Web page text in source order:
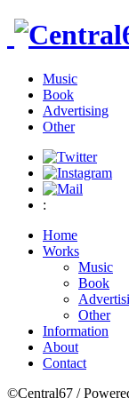
Music
Book
Advertising
Other
:
Home
Works
Music
Book
Other
Information
About
Contact
©Central67 /